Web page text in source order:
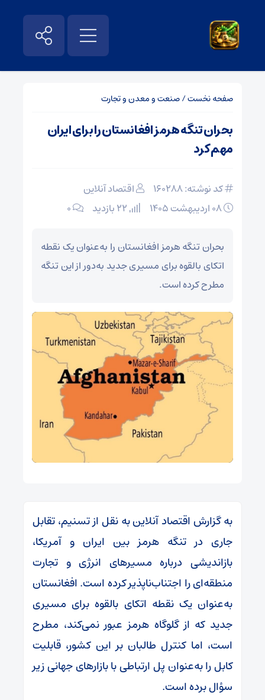
صفحه نخست/صنعت و معدن و تجارت
بحران تنگه هرمز افغانستان را برای ایران
مهم کرد
کد نوشته: 160288
اقتصاد آنلاین
۰
بحران تنگه هرمز افغانستان را به‌عنوان یک نقطه
اتکای بالقوه برای مسیری جدید به‌دور از این تنگه
مطرح کرده است.
به گزارش اقتصاد آنلاین به نقل از تسنیم، تقابل
جاری در تنگه هرمز بین ایران و آمریکا،
بازاندیشی درباره مسیرهای انرژی و تجارت
منطقه‌ای را اجتناب‌ناپذیر کرده است. افغانستان
به‌عنوان یک نقطه اتکای بالقوه برای مسیری
جدید که از گلوگاه هرمز عبور نمی‌کند، مطرح
است، اما کنترل طالبان بر این کشور، قابلیت
کابل را به‌عنوان پل ارتباطی با بازارهای جهانی زیر
سؤال برده است.